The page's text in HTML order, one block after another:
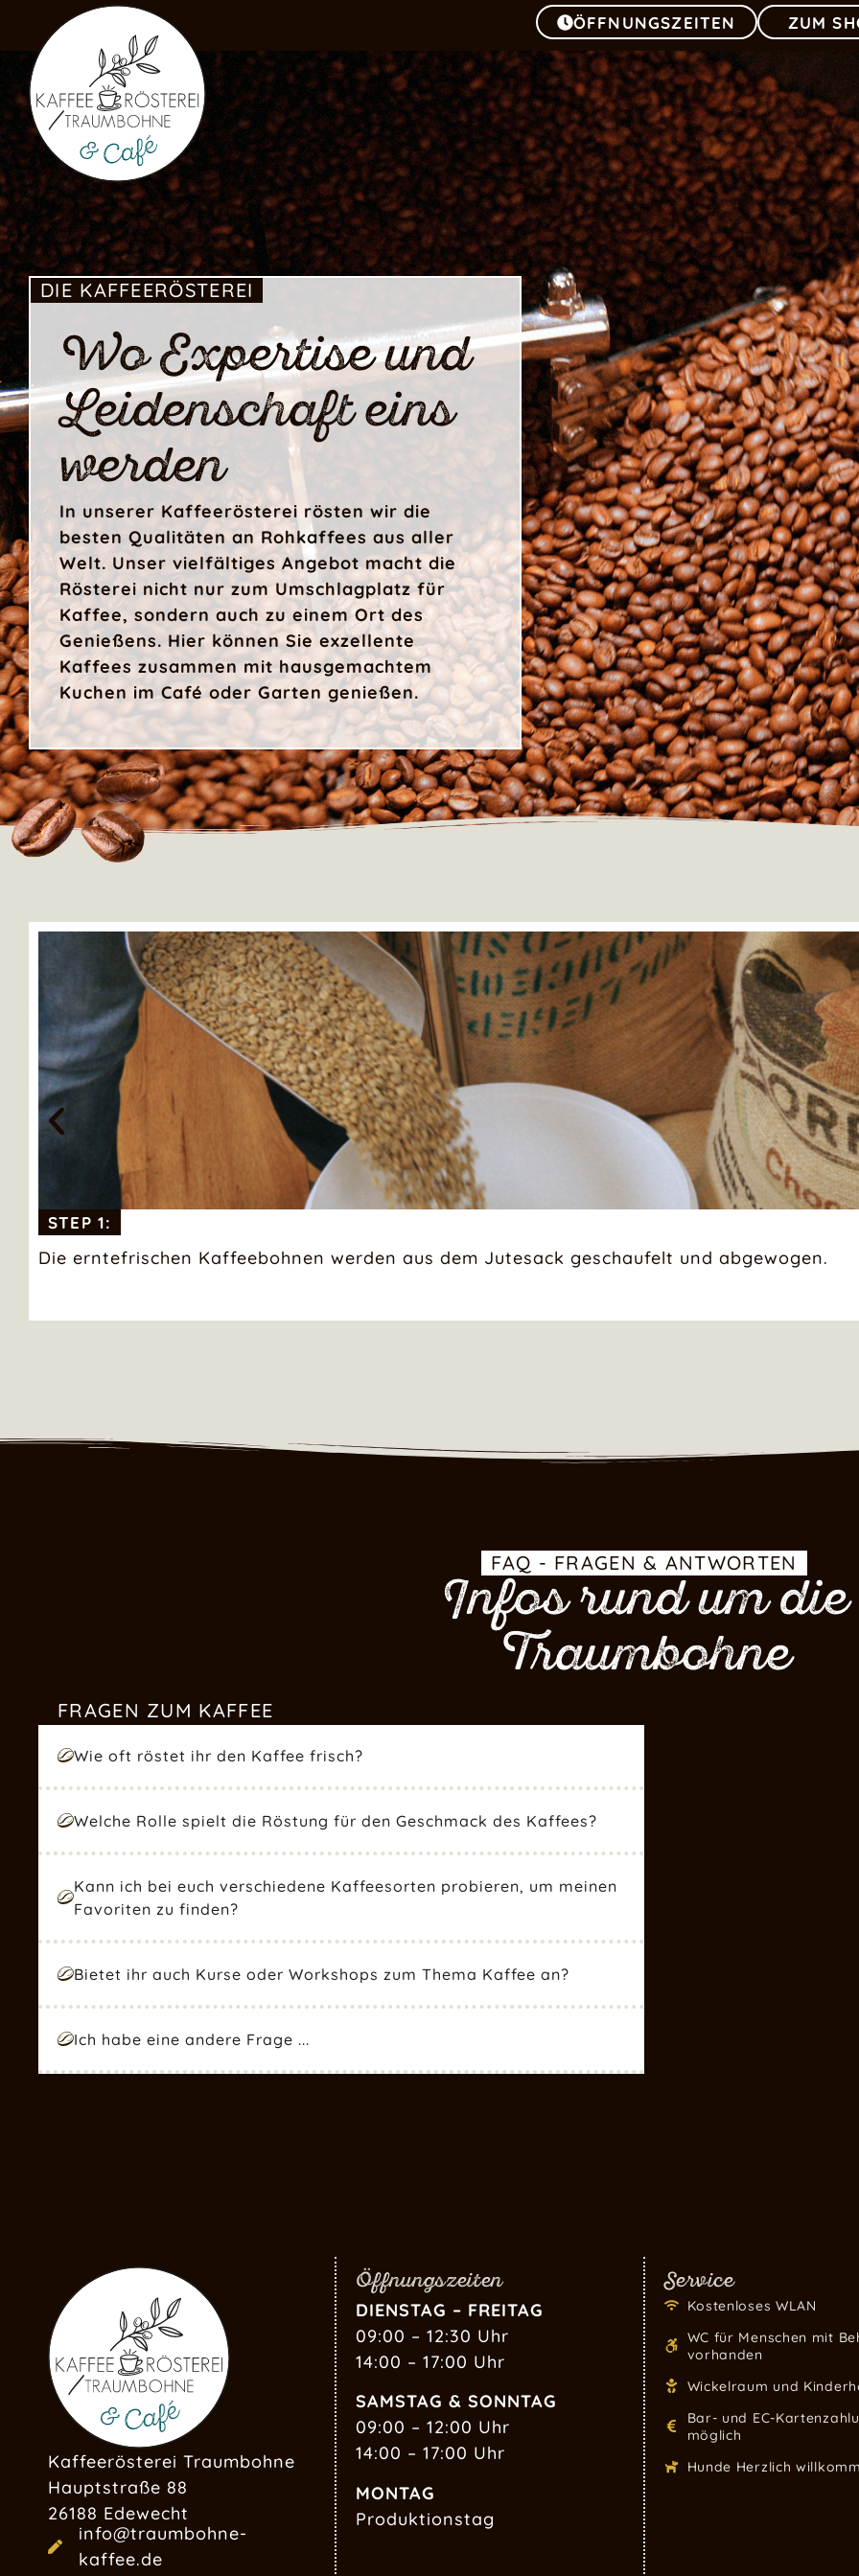
ÖFFNUNGSZEITEN ZUM
DIE KAFFEERÖSTEREI
Wo Expertise und
Leidenschaft eins
werden
In unserer Kaffeerösterei rösten wir die
besten Qualitäten an Rohkaffees aus aller
Welt. Unser vielfältiges Angebot macht die
Rösterei nicht nur zum Umschlagplatz für
Kaffee, sondern auch zu einem Ort des
Genießens. Hier können Sie exzellente
Kaffees zusammen mit hausgemachtem
Kuchen im Café oder Garten genießen.
STEP 1:
Die erntefrischen Kaffeebohnen werden aus dem Jutesack geschaufelt und abgewogen.
FAQ - FRAGEN & ANTWORTEN
Infos rund um die
Traumbohne
FRAGEN ZUM KAFFEE
Wie oft röstet ihr den Kaffee frisch?
Welche Rolle spielt die Röstung für den Geschmack des Kaffees?
Kann ich bei euch verschiedene Kaffeesorten probieren, um meinen
Favoriten zu finden?
Bietet ihr auch Kurse oder Workshops zum Thema Kaffee an?
Ich habe eine andere Frage ...
Kaffeerösterei Traumbohne
Hauptstraße 88
26188 Edewecht
info@traumbohne-
kaffee.de
Öffnungszeiten
DIENSTAG – FREITAG
09:00 – 12:30 Uhr
14:00 – 17:00 Uhr
SAMSTAG & SONNTAG
09:00 – 12:00 Uhr
14:00 – 17:00 Uhr
MONTAG
Produktionstag
Service
Kostenloses WLAN
WC für Menschen mit
vorhanden
Wickelraum und
Bar- und EC-
möglich
Hunde Herzlich